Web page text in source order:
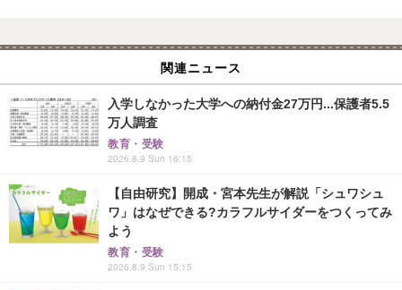
関連ニュース
入学しなかった大学への納付金27万円...保護者5.5
万人調査
教育・受験
2026.8.9 Sun 16:15
【自由研究】開成・宮本先生が解説「シュワシュ
ワ」はなぜできる?カラフルサイダーをつくってみ
よう
教育・受験
2026.8.9 Sun 15:15